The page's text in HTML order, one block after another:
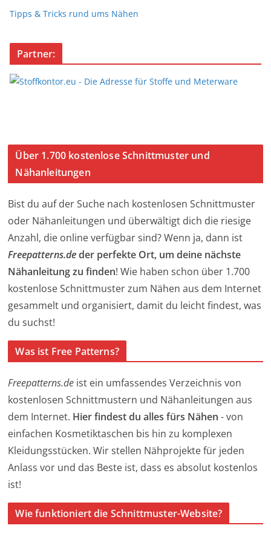
Tipps & Tricks rund ums Nähen
Partner:
Über 1.700 kostenlose Schnittmuster und
Nähanleitungen
Bist du auf der Suche nach kostenlosen Schnittmuster
oder Nähanleitungen und überwältigt dich die riesige
Anzahl, die online verfügbar sind? Wenn ja, dann ist
Freepatterns.deder perfekte Ort, um deine nächste
Nähanleitung zu finden! Wie haben schon über 1.700
kostenlose Schnittmuster zum Nähen aus dem Internet
gesammelt und organisiert, damit du leicht findest, was
du suchst!
Was ist Free Patterns?
Freepatterns.de ist ein umfassendes Verzeichnis von
kostenlosen Schnittmustern und Nähanleitungen aus
dem Internet. Hier findest du alles fürs Nähen - von
einfachen Kosmetiktaschen bis hin zu komplexen
Kleidungsstücken. Wir stellen Nähprojekte für jeden
Anlass vor und das Beste ist, dass es absolut kostenlos
ist!
Wie funktioniert die Schnittmuster-Website?